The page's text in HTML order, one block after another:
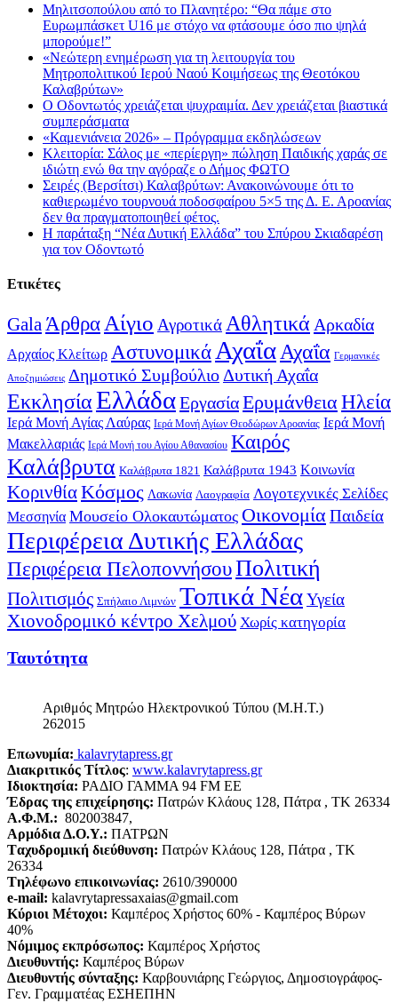
Μηλιτσοπούλου από το Πλανητέρο: “Θα πάμε στο
Ευρωμπάσκετ U16 με στόχο να φτάσουμε όσο πιο ψηλά
μπορούμε!”
«Νεώτερη ενημέρωση για τη λειτουργία του
Μητροπολιτικού Ιερού Ναού Κοιμήσεως της Θεοτόκου
Καλαβρύτων»
Ο Οδοντωτός χρειάζεται ψυχραιμία. Δεν χρειάζεται βιαστικά
συμπεράσματα
«Καμενιάνεια 2026» – Πρόγραμμα εκδηλώσεων
Κλειτορία: Σάλος με «περίεργη» πώληση Παιδικής χαράς σε
ιδιώτη ενώ θα την αγόραζε ο Δήμος ΦΩΤΟ
Σειρές (Βερσίτσι) Καλαβρύτων: Ανακοινώνουμε ότι το
καθιερωμένο τουρνουά ποδοσφαίρου 5×5 της Δ. Ε. Αροανίας
δεν θα πραγματοποιηθεί φέτος.
Η παράταξη “Νέα Δυτική Ελλάδα” του Σπύρου Σκιαδαρέση
για τον Οδοντωτό
Ετικέτες
Gala Άρθρα Αίγιο Αγροτικά Αθλητικά Αρκαδία
Αρχαίος Κλείτωρ Αστυνομικά Αχαΐα Αχαΐα Γερμανικές
Αποζημιώσεις Δημοτικό Συμβούλιο Δυτική Αχαΐα
ΕκκλησίαΕλλάδαΕργασίαΕρυμάνθεια Ηλεία
Ιερά Μονή Αγίας Λαύρας Ιερά Μονή Αγίων Θεοδώρων Αροανίας Ιερά Μονή
Μακελλαριάς Ιερά Μονή του Αγίου Αθανασίου Καιρός
Καλάβρυτα Καλάβρυτα 1821 Καλάβρυτα 1943 Κοινωνία
ΚορινθίαΚόσμος Λακωνία Λαογραφία Λογοτεχνικές Σελίδες
Μεσσηνία Μουσείο Ολοκαυτώματος Οικονομία Παιδεία
Περιφέρεια Δυτικής Ελλάδας
Περιφέρεια ΠελοποννήσουΠολιτική
Πολιτισμός Σπήλαιο Λιμνών Τοπικά ΝέαΥγεία
Χιονοδρομικό κέντρο Χελμού Χωρίς κατηγορία
Ταυτότητα
Αριθμός Μητρώο Ηλεκτρονικού Τύπου (Μ.Η.Τ.)
262015
Επωνυμία: kalavrytapress.gr
Διακριτικός Τίτλος: www.kalavrytapress.gr
Ιδιοκτησία: ΡΑΔΙΟ ΓΑΜΜΑ 94 FM EE
Έδρας της επιχείρησης: Πατρών Κλάους 128, Πάτρα , ΤΚ 26334
Α.Φ.Μ.: 802003847,
Αρμόδια Δ.Ο.Υ.: ΠΑΤΡΩΝ
Tαχυδρομική διεύθυνση: Πατρών Κλάους 128, Πάτρα , ΤΚ
26334
Tηλέφωνο επικοινωνίας: 2610/390000
e-mail: kalavrytapressaxaias@gmail.com
Κύριοι Μέτοχοι: Καμπέρος Χρήστος 60% - Καμπέρος Βύρων
40%
Νόμιμος εκπρόσωπος: Καμπέρος Χρήστος
Διευθυντής: Καμπέρος Βύρων
Διευθυντής σύνταξης: Καρβουνιάρης Γεώργιος, Δημοσιογράφος-
Γεν. Γραμματέας ΕΣΗΕΠΗΝ